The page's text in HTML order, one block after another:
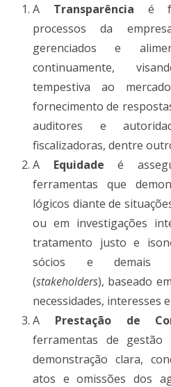
A Transparência é
processos da
gerenciados e
continuamente,
tempestiva ao
fornecimento de
auditores e
fiscalizadoras, dentre
A Equidade é
ferramentas que
lógicos diante de
ou em investigações
tratamento justo e
sócios e demais
(stakeholders), baseado
necessidades, interesses
A Prestação de
ferramentas de gestão
demonstração clara,
atos e omissões dos